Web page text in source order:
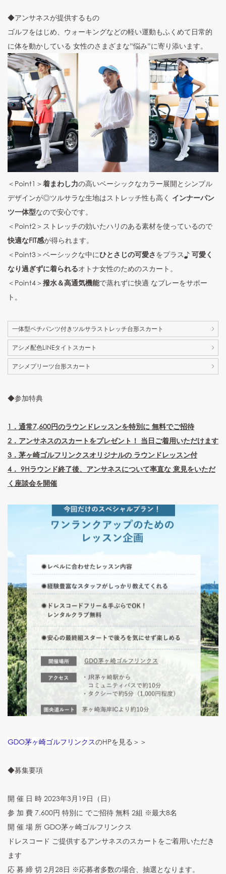
◆アンサネスが提供するもの
ゴルフをはじめ、ウォーキングなどの軽い運動もふくめて日常的
に体を動かしている 女性のさまざまな”悩み”に寄り添います。
＜Point1＞着まわし力の高いベーシックなカラー展開とシンプル
デザインが◎ツルサラな生地はストレッチ性も高く インナーパン
ツ一体型なので安心です。
＜Point2＞ストレッチの効いたハリのある素材を使っているので
快適なFIT感が得られます。
＜Point3＞ベーシックな中にひとさじの可愛さをプラス♪ 可愛く
なり過ぎずに着られるオトナ女性のためのスカート。
＜Point4＞撥水＆高通気機能で蒸れずに快適 なプレーをサポー
ト。
一体型ペチパンツ付きツルサラストレッチ台形スカート
アシメ配色LINEタイトスカート
アシメプリーツ台形スカート
◆参加特典
1．通常7,600円のラウンドレッスンを特別に 無料でご招待
2．アンサネスのスカートをプレゼント！ 当日ご着用いただけます
3．茅ヶ崎ゴルフリンクスオリジナルの ラウンドレッスン付
4． 9Hラウンド終了後、アンサネスについて率直な 意見をいただ
く座談会を開催
GDO茅ヶ崎ゴルフリンクスのHPを見る＞＞
◆募集要項
開 催 日 時 2023年3月19日（日）
参 加 費 7,600円 特別に でご招待 無料 2組 ※最大8名
開 催 場 所 GDO茅ヶ崎ゴルフリンクス
ドレスコード ご提供するアンサネスのスカートをご着用いただき
ます
応 募 締 切 2月28日 ※応募者多数の場合、抽選となります。